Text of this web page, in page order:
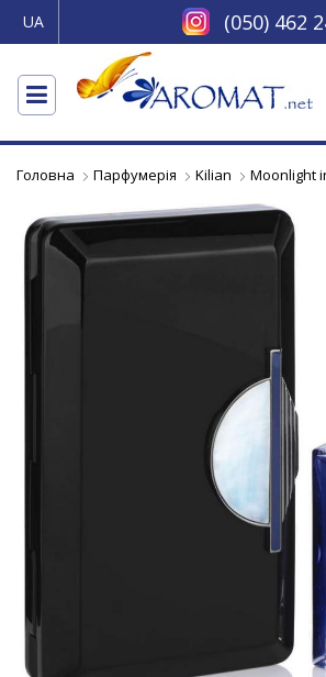
UA (050) 462
Головна Парфумерія Kilian Moonlight